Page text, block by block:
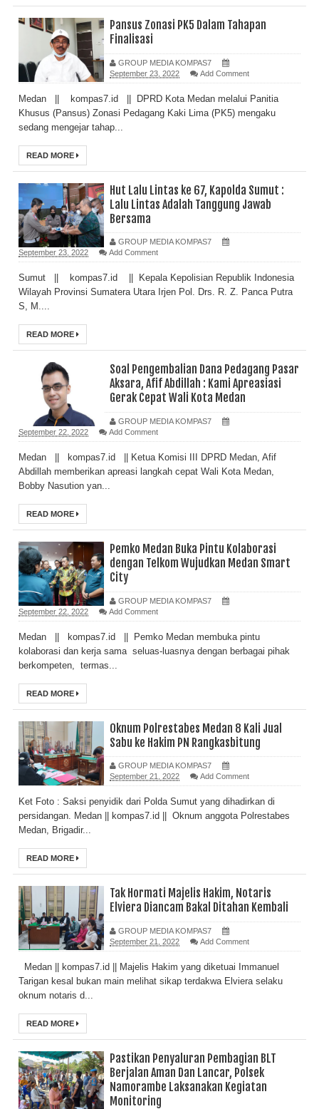
Pansus Zonasi PK5 Dalam Tahapan
Finalisasi
GROUP MEDIA KOMPAS7
September 23, 2022
Add Comment
Medan || kompas7.id || DPRD Kota Medan melalui Panitia
Khusus (Pansus) Zonasi Pedagang Kaki Lima (PK5) mengaku
sedang mengejar tahap...
READ MORE
Hut Lalu Lintas ke 67, Kapolda Sumut :
Lalu Lintas Adalah Tanggung Jawab
Bersama
GROUP MEDIA KOMPAS7
September 23, 2022
Add Comment
Sumut || kompas7.id || Kepala Kepolisian Republik Indonesia
Wilayah Provinsi Sumatera Utara Irjen Pol. Drs. R. Z. Panca Putra
S, M....
READ MORE
Soal Pengembalian Dana Pedagang Pasar
Aksara, Afif Abdillah : Kami Apreasiasi
Gerak Cepat Wali Kota Medan
GROUP MEDIA KOMPAS7
September 22, 2022
Add Comment
Medan || kompas7.id || Ketua Komisi III DPRD Medan, Afif
Abdillah memberikan apreasi langkah cepat Wali Kota Medan,
Bobby Nasution yan...
READ MORE
Pemko Medan Buka Pintu Kolaborasi
dengan Telkom Wujudkan Medan Smart
City
GROUP MEDIA KOMPAS7
September 22, 2022
Add Comment
Medan || kompas7.id || Pemko Medan membuka pintu
kolaborasi dan kerja sama seluas-luasnya dengan berbagai pihak
berkompeten, termas...
READ MORE
Oknum Polrestabes Medan 8 Kali Jual
Sabu ke Hakim PN Rangkasbitung
GROUP MEDIA KOMPAS7
September 21, 2022
Add Comment
Ket Foto : Saksi penyidik dari Polda Sumut yang dihadirkan di
persidangan. Medan || kompas7.id || Oknum anggota Polrestabes
Medan, Brigadir...
READ MORE
Tak Hormati Majelis Hakim, Notaris
Elviera Diancam Bakal Ditahan Kembali
GROUP MEDIA KOMPAS7
September 21, 2022
Add Comment
Medan || kompas7.id || Majelis Hakim yang diketuai Immanuel
Tarigan kesal bukan main melihat sikap terdakwa Elviera selaku
oknum notaris d...
READ MORE
Pastikan Penyaluran Pembagian BLT
Berjalan Aman Dan Lancar, Polsek
Namorambe Laksanakan Kegiatan
Monitoring